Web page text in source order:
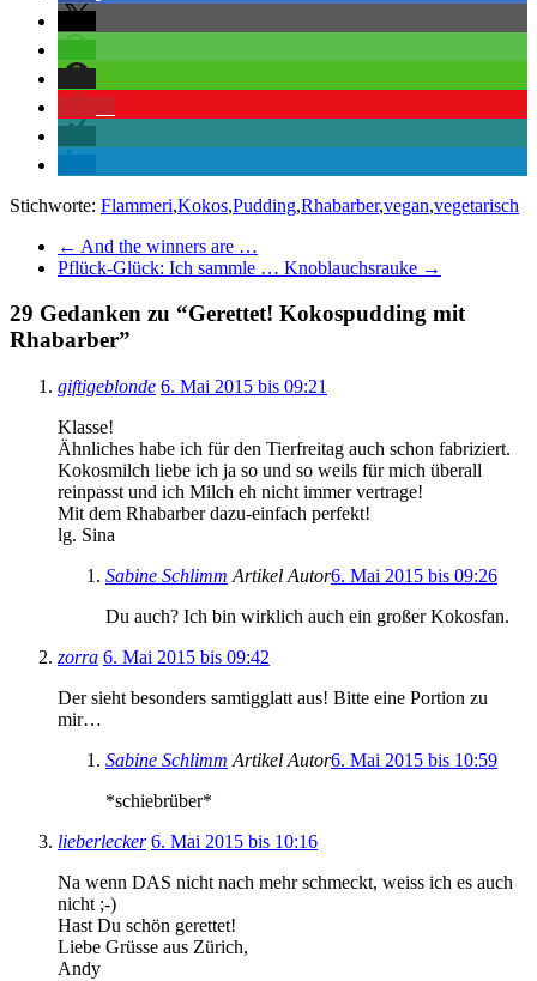
Stichworte: Flammeri,Kokos,Pudding,Rhabarber,vegan,vegetarisch
← And the winners are …
Pflück-Glück: Ich sammle … Knoblauchsrauke →
29 Gedanken zu “Gerettet! Kokospudding mit
Rhabarber”
giftigeblonde 6. Mai 2015 bis 09:21
Klasse!
Ähnliches habe ich für den Tierfreitag auch schon fabriziert.
Kokosmilch liebe ich ja so und so weils für mich überall
reinpasst und ich Milch eh nicht immer vertrage!
Mit dem Rhabarber dazu-einfach perfekt!
lg. Sina
Sabine Schlimm Artikel Autor6. Mai 2015 bis 09:26
Du auch? Ich bin wirklich auch ein großer Kokosfan.
zorra 6. Mai 2015 bis 09:42
Der sieht besonders samtigglatt aus! Bitte eine Portion zu
mir…
Sabine Schlimm Artikel Autor6. Mai 2015 bis 10:59
*schiebrüber*
lieberlecker 6. Mai 2015 bis 10:16
Na wenn DAS nicht nach mehr schmeckt, weiss ich es auch
nicht ;-)
Hast Du schön gerettet!
Liebe Grüsse aus Zürich,
Andy